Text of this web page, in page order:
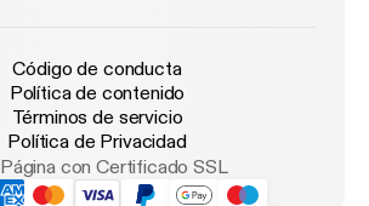
Código de conducta
Política de contenido
Términos de servicio
Política de Privacidad
Página con Certificado SSL